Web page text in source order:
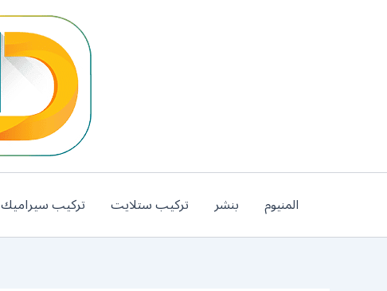
المنيوم بنشر تركيب ستلايت تركيب سيراميك